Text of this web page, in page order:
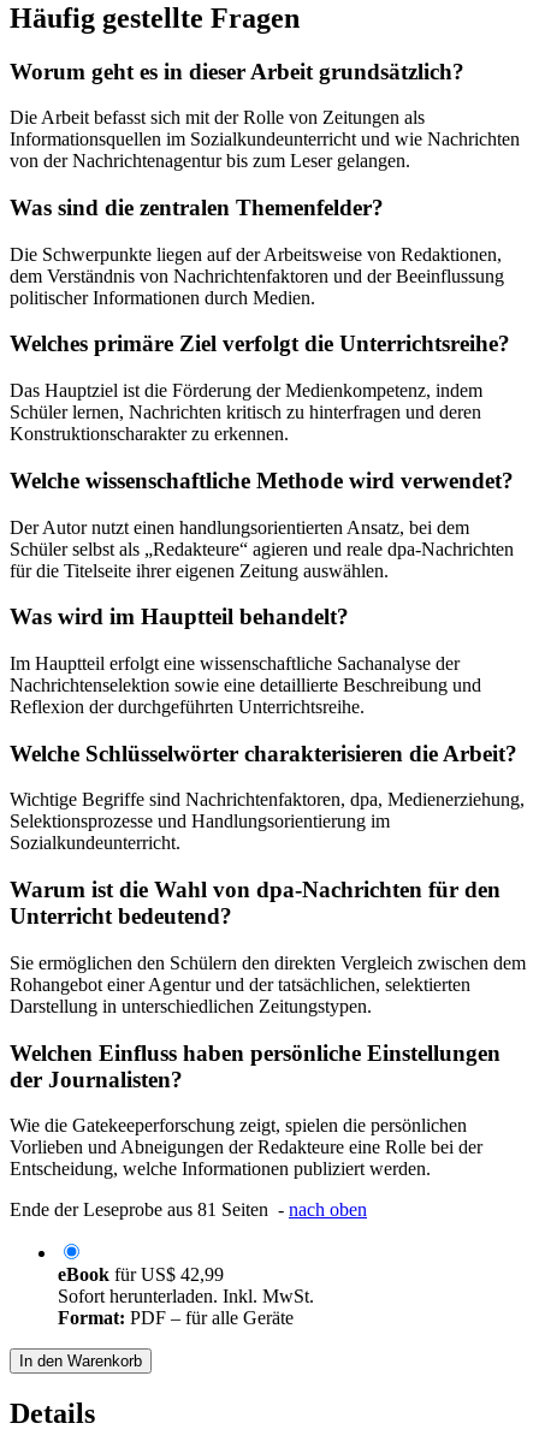
Häufig gestellte Fragen
Worum geht es in dieser Arbeit grundsätzlich?
Die Arbeit befasst sich mit der Rolle von Zeitungen als
Informationsquellen im Sozialkundeunterricht und wie Nachrichten
von der Nachrichtenagentur bis zum Leser gelangen.
Was sind die zentralen Themenfelder?
Die Schwerpunkte liegen auf der Arbeitsweise von Redaktionen,
dem Verständnis von Nachrichtenfaktoren und der Beeinflussung
politischer Informationen durch Medien.
Welches primäre Ziel verfolgt die Unterrichtsreihe?
Das Hauptziel ist die Förderung der Medienkompetenz, indem
Schüler lernen, Nachrichten kritisch zu hinterfragen und deren
Konstruktionscharakter zu erkennen.
Welche wissenschaftliche Methode wird verwendet?
Der Autor nutzt einen handlungsorientierten Ansatz, bei dem
Schüler selbst als „Redakteure“ agieren und reale dpa-Nachrichten
für die Titelseite ihrer eigenen Zeitung auswählen.
Was wird im Hauptteil behandelt?
Im Hauptteil erfolgt eine wissenschaftliche Sachanalyse der
Nachrichtenselektion sowie eine detaillierte Beschreibung und
Reflexion der durchgeführten Unterrichtsreihe.
Welche Schlüsselwörter charakterisieren die Arbeit?
Wichtige Begriffe sind Nachrichtenfaktoren, dpa, Medienerziehung,
Selektionsprozesse und Handlungsorientierung im
Sozialkundeunterricht.
Warum ist die Wahl von dpa-Nachrichten für den
Unterricht bedeutend?
Sie ermöglichen den Schülern den direkten Vergleich zwischen dem
Rohangebot einer Agentur und der tatsächlichen, selektierten
Darstellung in unterschiedlichen Zeitungstypen.
Welchen Einfluss haben persönliche Einstellungen
der Journalisten?
Wie die Gatekeeperforschung zeigt, spielen die persönlichen
Vorlieben und Abneigungen der Redakteure eine Rolle bei der
Entscheidung, welche Informationen publiziert werden.
Ende der Leseprobe aus 81 Seiten - nach oben
eBook fürUS$ 42,99
Sofort herunterladen. Inkl. MwSt.
Format: PDF – für alle Geräte
In den Warenkorb
Details